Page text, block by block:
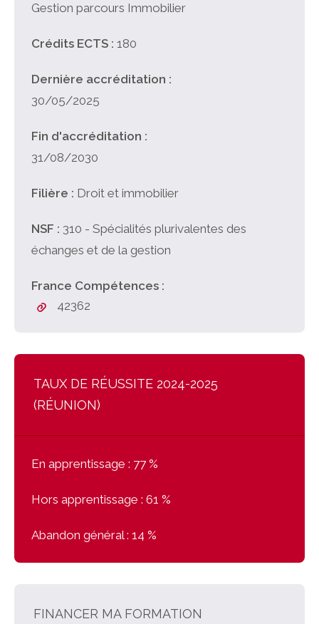
Gestion parcours Immobilier
Crédits ECTS : 180
Dernière accréditation :
30/05/2025
Fin d'accréditation :
31/08/2030
Filière : Droit et immobilier
NSF : 310 - Spécialités plurivalentes des
échanges et de la gestion
France Compétences :
42362
TAUX DE RÉUSSITE 2024-2025
(RÉUNION)
En apprentissage : 77 %
Hors apprentissage : 61 %
Abandon général : 14 %
FINANCER MA FORMATION